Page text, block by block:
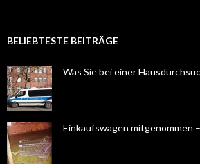
BELIEBTESTE BEITRÄGE
Was Sie bei einer
Einkaufswagen mitgenommen